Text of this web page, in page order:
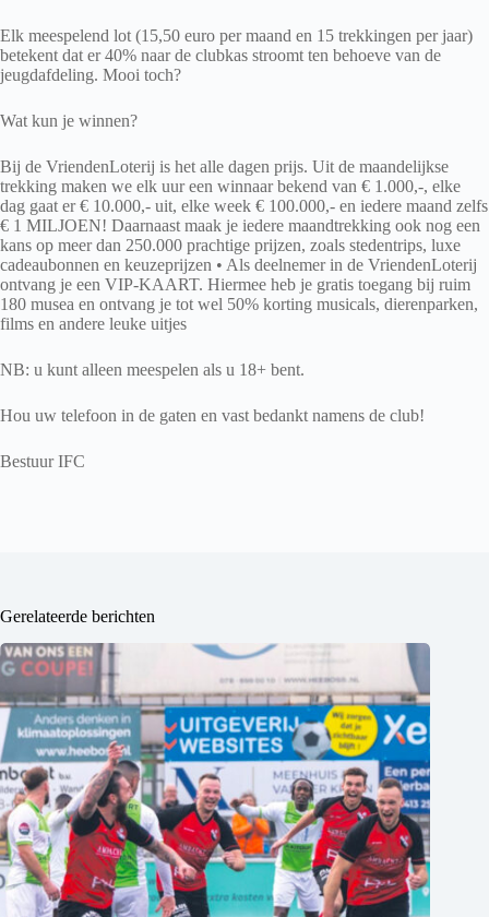
Elk meespelend lot (15,50 euro per maand en 15 trekkingen per jaar)
betekent dat er 40% naar de clubkas stroomt ten behoeve van de
jeugdafdeling. Mooi toch?
Wat kun je winnen?
Bij de VriendenLoterij is het alle dagen prijs. Uit de maandelijkse
trekking maken we elk uur een winnaar bekend van € 1.000,-, elke
dag gaat er € 10.000,- uit, elke week € 100.000,- en iedere maand zelfs
€ 1 MILJOEN! Daarnaast maak je iedere maandtrekking ook nog een
kans op meer dan 250.000 prachtige prijzen, zoals stedentrips, luxe
cadeaubonnen en keuzeprijzen • Als deelnemer in de VriendenLoterij
ontvang je een VIP-KAART. Hiermee heb je gratis toegang bij ruim
180 musea en ontvang je tot wel 50% korting musicals, dierenparken,
films en andere leuke uitjes
NB: u kunt alleen meespelen als u 18+ bent.
Hou uw telefoon in de gaten en vast bedankt namens de club!
Bestuur IFC
Gerelateerde berichten